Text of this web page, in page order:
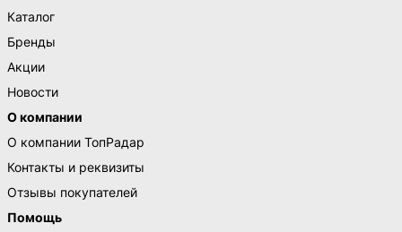
Каталог
Бренды
Акции
Новости
О компании
О компании ТопРадар
Контакты и реквизиты
Отзывы покупателей
Помощь